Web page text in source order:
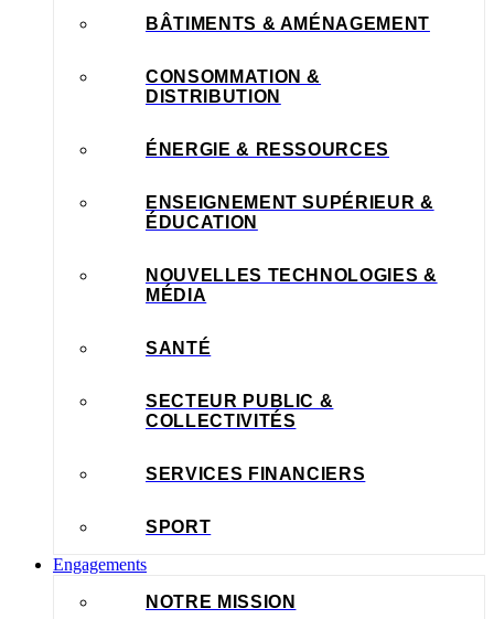
BÂTIMENTS & AMÉNAGEMENT
CONSOMMATION &
DISTRIBUTION
ÉNERGIE & RESSOURCES
ENSEIGNEMENT SUPÉRIEUR &
ÉDUCATION
NOUVELLES TECHNOLOGIES &
MÉDIA
SANTÉ
SECTEUR PUBLIC &
COLLECTIVITÉS
SERVICES FINANCIERS
SPORT
Engagements
NOTRE MISSION